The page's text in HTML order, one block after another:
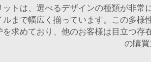
ットは、選べるデザインの種類が非
ルまで幅広く揃っています。この多
求めており、他のお客様は目立つ
の購買